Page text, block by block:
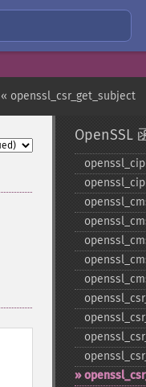
« openssl_csr_get_subject
OpenSSL